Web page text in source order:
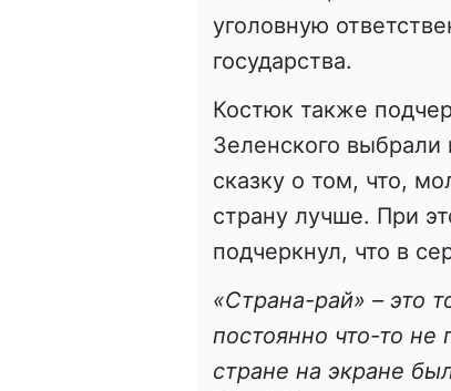
уголовную
государства.
Костюк также
Зеленского выбрали
сказку о том, что,
страну лучше. При
подчеркнул, что в
«Страна-рай» – это
постоянно что-то не
стране на экране